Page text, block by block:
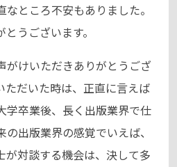
ところ不安もありました。
うございます。
がけいただきありがとうござ
ただいた時は、正直に言えば
学卒業後、長く出版業界で仕
出版業界の感覚でいえば、
が対談する機会は、決して多